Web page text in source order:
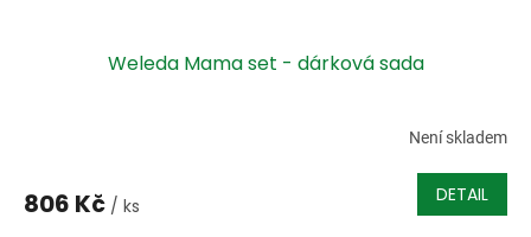
Weleda Mama set - dárková sada
Není skladem
806 Kč / ks DETAIL